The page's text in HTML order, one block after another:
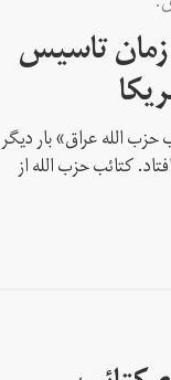
زمان تاسیس
الله عراق» بار دیگر
کتائب حزب الله از